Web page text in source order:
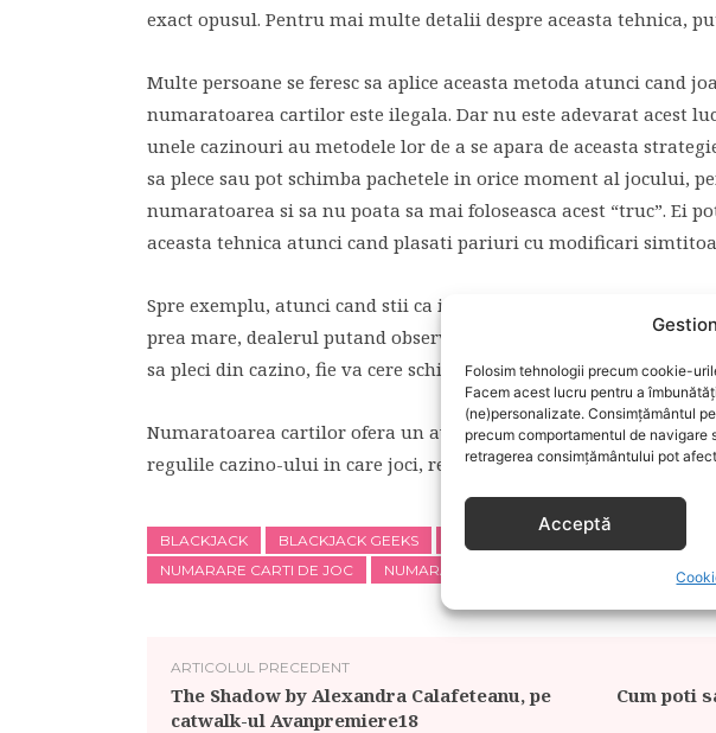
Folosim tehnologii precum cookie-
Facem acest lucru pentru a
(ne)personalizate. Consimțământul
precum comportamentul de navigare
retragerea consimțământului pot
Acceptă
exact opusul. Pentru mai multe detalii despre aceasta tehnica,
Multe persoane se feresc sa aplice aceasta metoda atunci cand
numaratoarea cartilor este ilegala. Dar nu este adevarat acest
unele cazinouri au metodele lor de a se apara de aceasta
sa plece sau pot schimba pachetele in orice moment al jocului,
numaratoarea si sa nu poata sa mai foloseasca acest “truc”. Ei
aceasta tehnica atunci cand plasati pariuri cu modificari
Spre exemplu, atunci cand stii ca in pachet sunt mai multi asi si
prea mare, dealerul putand observa acest lucru si cerand una
sa pleci din cazino, fie va cere schimbarea pachetelor.
Numaratoarea cartilor ofera un avantaj, dar in functie de
regulile cazino-ului in care joci, rezultatele pot fi mai bune cu
BLACKJACK BLACKJACK GEEKS CUMARARE CARTI BLACKJACK
NUMARARE CARTI DE JOC
NUMARAT CARTI
ARTICOLUL PRECEDENT
The Shadow by Alexandra Calafeteanu, pe
catwalk-ul Avanpremiere18
Cum poti